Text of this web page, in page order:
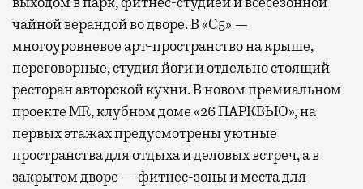
чайной верандой во дворе. В «С5» —
многоуровневое арт-пространство на крыше,
переговорные, студия йоги и отдельно стоящий
ресторан авторской кухни. В новом премиальном
проекте MR, клубном доме «26 ПАРКВЬЮ», на
первых этажах предусмотрены уютные
пространства для отдыха и деловых встреч, а в
закрытом дворе — фитнес-зоны и места для